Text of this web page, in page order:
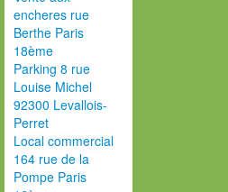
encheres rue
Berthe Paris
18ème
Parking 8 rue
Louise Michel
92300 Levallois-
Perret
Local commercial
164 rue de la
Pompe Paris